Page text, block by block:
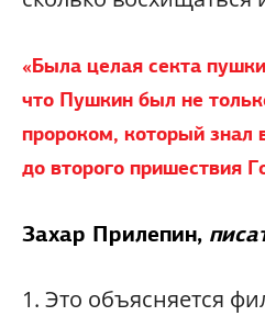
«Была целая секта
что Пушкин был не
пророком, который знал
до второго пришествия
Захар Прилепин,
1. Это объясняется